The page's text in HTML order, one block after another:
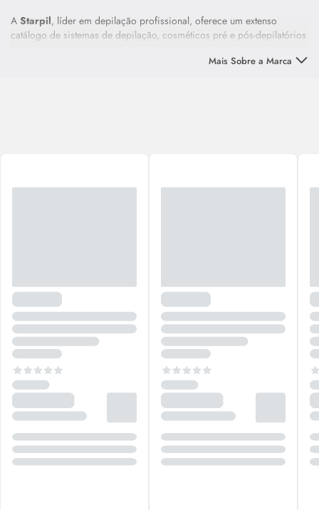
AStarpil, líder em depilação profissional, oferece um extenso
catálogo de sistemas de depilação, cosméticos pré e pós-depilatórios
Mais Sobre a Marca